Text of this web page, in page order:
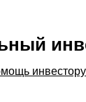
инвестору